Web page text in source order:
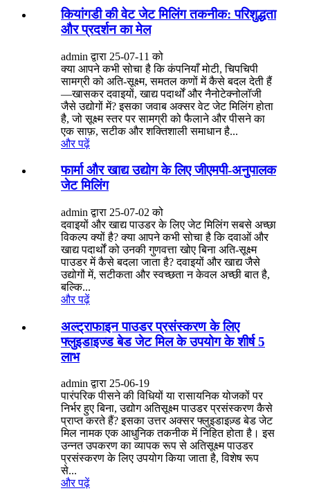
कियांगडी की वेट जेट मिलिंग तकनीक: परिशुद्धता
और प्रदर्शन का मेल
admin द्वारा 25-07-11 को
क्या आपने कभी सोचा है कि कंपनियाँ मोटी, चिपचिपी
सामग्री को अति-सूक्ष्म, समतल कणों में कैसे बदल देती हैं
—खासकर दवाइयों, खाद्य पदार्थों और नैनोटेक्नोलॉजी
जैसे उद्योगों में? इसका जवाब अक्सर वेट जेट मिलिंग होता
है, जो सूक्ष्म स्तर पर सामग्री को फैलाने और पीसने का
एक साफ़, सटीक और शक्तिशाली समाधान है...
और पढ़ें
फार्मा और खाद्य उद्योग के लिए जीएमपी-अनुपालक
जेट मिलिंग
admin द्वारा 25-07-02 को
दवाइयों और खाद्य पाउडर के लिए जेट मिलिंग सबसे अच्छा
विकल्प क्यों है? क्या आपने कभी सोचा है कि दवाओं और
खाद्य पदार्थों को उनकी गुणवत्ता खोए बिना अति-सूक्ष्म
पाउडर में कैसे बदला जाता है? दवाइयों और खाद्य जैसे
उद्योगों में, सटीकता और स्वच्छता न केवल अच्छी बात है,
बल्कि...
और पढ़ें
अल्ट्राफाइन पाउडर प्रसंस्करण के लिए
फ्लुइडाइज्ड बेड जेट मिल के उपयोग के शीर्ष 5
लाभ
admin द्वारा 25-06-19
पारंपरिक पीसने की विधियों या रासायनिक योजकों पर
निर्भर हुए बिना, उद्योग अतिसूक्ष्म पाउडर प्रसंस्करण कैसे
प्राप्त करते हैं? इसका उत्तर अक्सर फ्लुइडाइज़्ड बेड जेट
मिल नामक एक आधुनिक तकनीक में निहित होता है। इस
उन्नत उपकरण का व्यापक रूप से अतिसूक्ष्म पाउडर
प्रसंस्करण के लिए उपयोग किया जाता है, विशेष रूप
से...
और पढ़ें